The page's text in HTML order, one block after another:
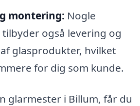
montering: Nogle
også levering og
glasprodukter, hvilket
for dig som kunde.
glarmester i Billum, får du